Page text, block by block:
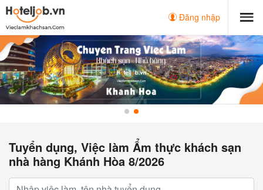
Đăng nhập
Tuyển dụng, Việc làm Ẩm thực khách sạn
nhà hàng Khánh Hòa 8/2026